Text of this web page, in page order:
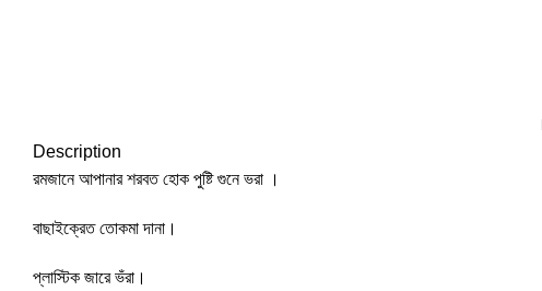
Description
রমজানে আপানার শরবত হোক পুষ্টি গুনে ভরা ।
বাছাইক্রেত তোকমা দানা।
প্লাস্টিক জারে ভঁরা।